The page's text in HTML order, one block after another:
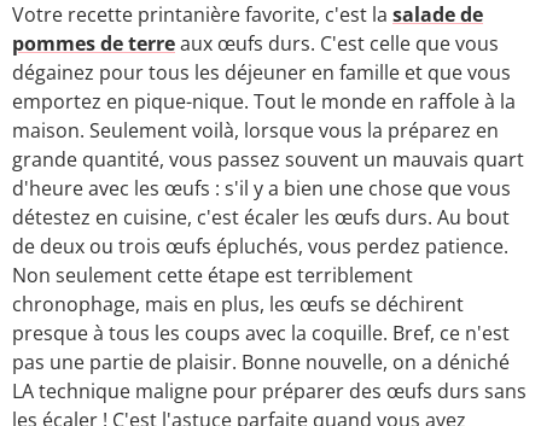
Votre recette printanière favorite, c'est la salade de
pommes de terreaux œufs durs. C'est celle que vous
dégainez pour tous les déjeuner en famille et que vous
emportez en pique-nique. Tout le monde en raffole à la
maison. Seulement voilà, lorsque vous la préparez en
grande quantité, vous passez souvent un mauvais quart
d'heure avec les œufs : s'il y a bien une chose que vous
détestez en cuisine, c'est écaler les œufs durs. Au bout
de deux ou trois œufs épluchés, vous perdez patience.
Non seulement cette étape est terriblement
chronophage, mais en plus, les œufs se déchirent
presque à tous les coups avec la coquille. Bref, ce n'est
pas une partie de plaisir. Bonne nouvelle, on a déniché
LA technique maligne pour préparer des œufs durs sans
les écaler ! C'est l'astuce parfaite quand vous avez